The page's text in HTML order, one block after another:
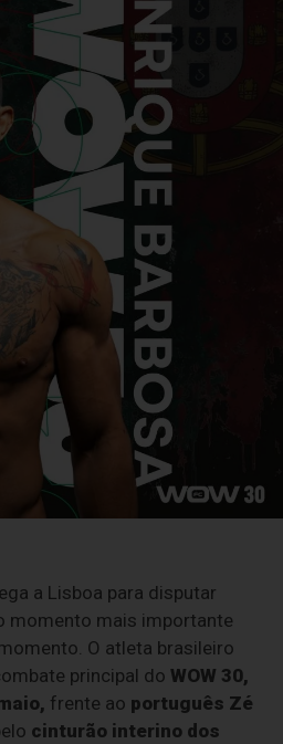
a Lisboa para disputar
momento mais importante
O atleta brasileiro
principal doWOW 30,
frente ao português Zé
cinturão interino dos